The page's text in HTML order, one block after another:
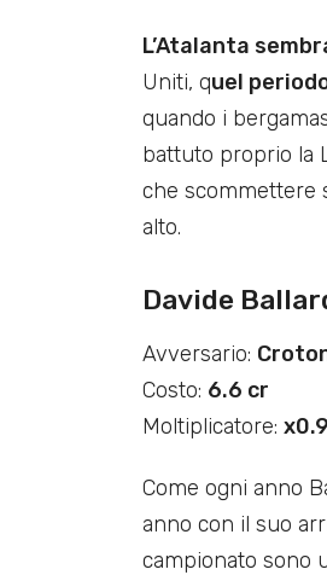
L’Atalanta
Uniti, quel
quando i
battuto proprio la
che scommettere
alto.
Davide
Avversario:
Costo: 6.6 cr
Moltiplicatore: x0.9
Come ogni anno
anno con il suo
campionato sono